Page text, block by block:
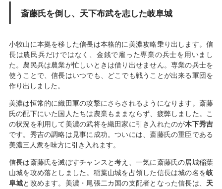
斎藤氏を倒し、天下布武を志した岐阜城
小牧山に本拠を移した信長は本格的に美濃攻略乗り出します。信
長は農民兵だけではなく、金銭で雇った専業の兵士を用いまし
た。農民兵は農業が忙しいときは借り出せません。専業の兵士を
使うことで、信長はいつでも、どこでも戦うことが出来る軍団を
作り出しました。
美濃は恒常的に織田軍の攻撃にさらされるようになります。斎藤
氏の配下にいた国人たちは農業もままならず、疲弊しました。こ
の状況を利用して美濃の武将を織田家に引き入れたのが木下秀吉
です。秀吉の調略は見事に成功。ついには、斎藤氏の重臣である
美濃三人衆を味方に引き入れます。
信長は斎藤氏を滅ぼすチャンスと考え、一気に斎藤氏の居城稲葉
山城を攻め落としました。稲葉山城を占領した信長は城の名を岐
阜城と改めます。美濃・尾張二カ国の支配者となった信長は、 天